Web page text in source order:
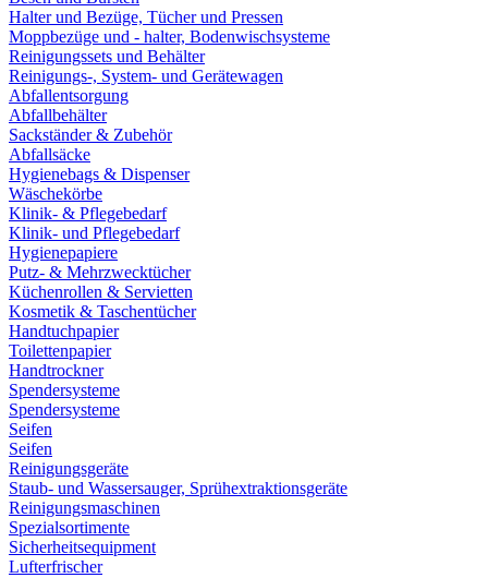
Halter und Bezüge, Tücher und Pressen
Moppbezüge und - halter, Bodenwischsysteme
Reinigungssets und Behälter
Reinigungs-, System- und Gerätewagen
Abfallentsorgung
Abfallbehälter
Sackständer & Zubehör
Abfallsäcke
Hygienebags & Dispenser
Wäschekörbe
Klinik- & Pflegebedarf
Klinik- und Pflegebedarf
Hygienepapiere
Putz- & Mehrzwecktücher
Küchenrollen & Servietten
Kosmetik & Taschentücher
Handtuchpapier
Toilettenpapier
Handtrockner
Spendersysteme
Spendersysteme
Seifen
Seifen
Reinigungsgeräte
Staub- und Wassersauger, Sprühextraktionsgeräte
Reinigungsmaschinen
Spezialsortimente
Sicherheitsequipment
Lufterfrischer